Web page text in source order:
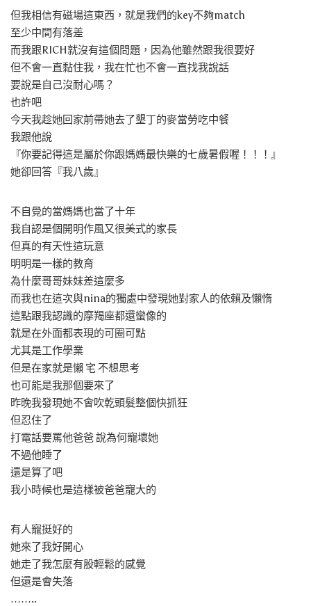
但我相信有磁場這東西，就是我們的key不夠match
至少中間有落差
而我跟RICH就沒有這個問題，因為他雖然跟我很要好
但不會一直黏住我，我在忙也不會一直找我說話
要說是自己沒耐心嗎？
也許吧
今天我趁她回家前帶她去了墾丁的麥當勞吃中餐
我跟他說
『你要記得這是屬於你跟媽媽最快樂的七歲暑假喔！！！』
她卻回答『我八歲』
不自覺的當媽媽也當了十年
我自認是個開明作風又很美式的家長
但真的有天性這玩意
明明是一樣的教育
為什麼哥哥妹妹差這麼多
而我也在這次與nina的獨處中發現她對家人的依賴及懶惰
這點跟我認識的摩羯座都還蠻像的
就是在外面都表現的可圈可點
尤其是工作學業
但是在家就是懶 宅 不想思考
也可能是我那個要來了
昨晚我發現她不會吹乾頭髮整個快抓狂
但忍住了
打電話要罵他爸爸 說為何寵壞她
不過他睡了
還是算了吧
我小時候也是這樣被爸爸寵大的
有人寵挺好的
她來了我好開心
她走了我怎麼有股輕鬆的感覺
但還是會失落
……..